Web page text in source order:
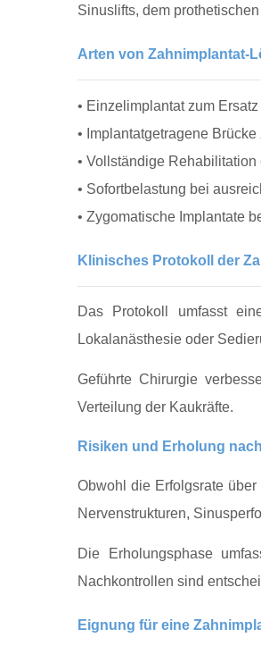
Sinuslifts, dem
Arten von Zahnimplantat-
• Einzelimplantat zum
• Implantatgetragene
• Vollständige
• Sofortbelastung bei
• Zygomatische Implantate
Klinisches Protokoll der
Das Protokoll umfasst
Lokalanästhesie oder
Geführte Chirurgie
Verteilung der Kaukräfte.
Risiken und Erholung
Obwohl die Erfolgsrate
Nervenstrukturen,
Die Erholungsphase
Nachkontrollen sind
Eignung für eine